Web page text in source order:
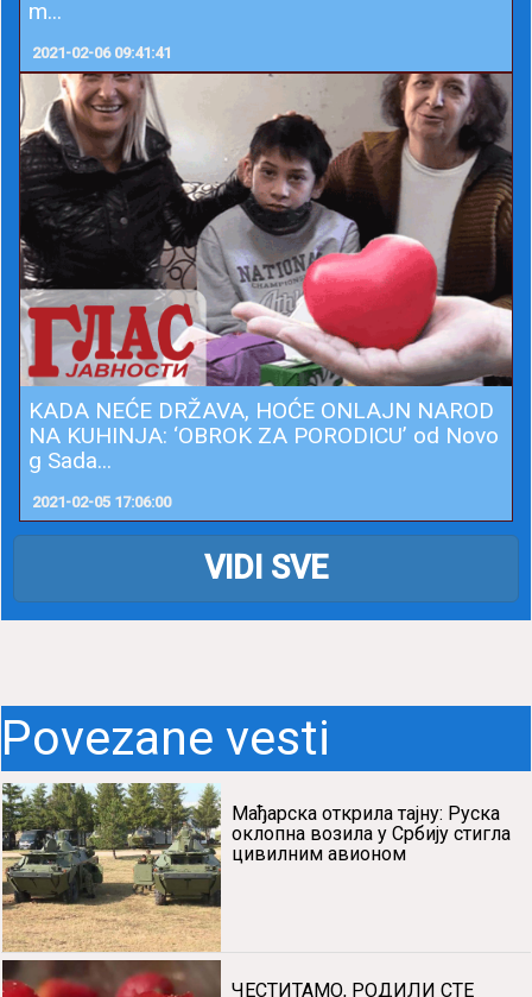
m...
2021-02-06 09:41:41
KADA NEĆE DRŽAVA, HOĆE ONLAJN NAROD
NA KUHINJA: ‘OBROK ZA PORODICU’ od Novo
g Sada...
2021-02-05 17:06:00
VIDI SVE
Povezane vesti
Мађарска открила тајну: Руска
оклопна возила у Србију стигла
цивилним авионом
ЧЕСТИТАМО, РОДИЛИ СТЕ